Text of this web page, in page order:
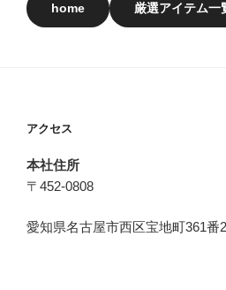
home 厳選アイテム一
アクセス
本社住所
〒452-0808
愛知県名古屋市西区宝地町361